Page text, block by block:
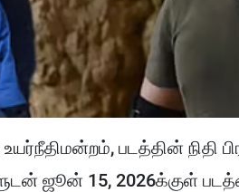
படத்தின் நிதி
ஜூன் 15, 2026க்குள்